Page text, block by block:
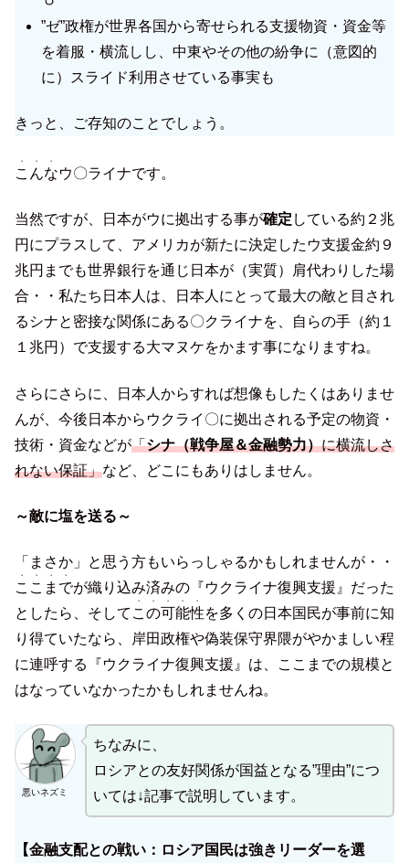
”ゼ”政権が世界各国から寄せられる支援物資・資金等
を着服・横流しし、中東やその他の紛争に（意図的
に）スライド利用させている事実も
きっと、ご存知のことでしょう。
こんな
・・・
ウ〇ライナです。
当然ですが、日本がウに拠出する事が確定 している約２兆
円にプラスして、アメリカが新たに決定したウ支援金約９
兆円までも世界銀行を通じ日本が（実質）肩代わりした場
合・・私たち日本人は、日本人にとって最大の敵と目され
るシナと密接な関係にある〇クライナを、自らの手（約１
１兆円）で支援する大マヌケをかます事になりますね。
さらにさらに、日本人からすれば想像もしたくはありませ
んが、今後日本からウクライ〇に拠出される予定の物資・
技術・資金などが「シナ（戦争屋＆金融勢力）に横流しさ
れない保証」など、どこにもありはしません。
～敵に塩を送る～
「まさか」と思う方もいらっしゃるかもしれませんが・・
ここ
・・
まで
・・
が織り込み済みの『ウクライナ復興支援』だった
としたら、そして この可能性
・・・・・
を多くの日本国民が事前に知
り得ていたなら、岸田政権や偽装保守界隈がやかましい程
に連呼する『ウクライナ復興支援』は、ここまでの規模と
はなっていなかったかもしれませんね。
悪いネズミ
ちなみに、
ロシアとの友好関係が国益となる”理由”につ
いては↓記事で説明しています。
【金融支配との戦い：ロシア国民は強きリーダーを選